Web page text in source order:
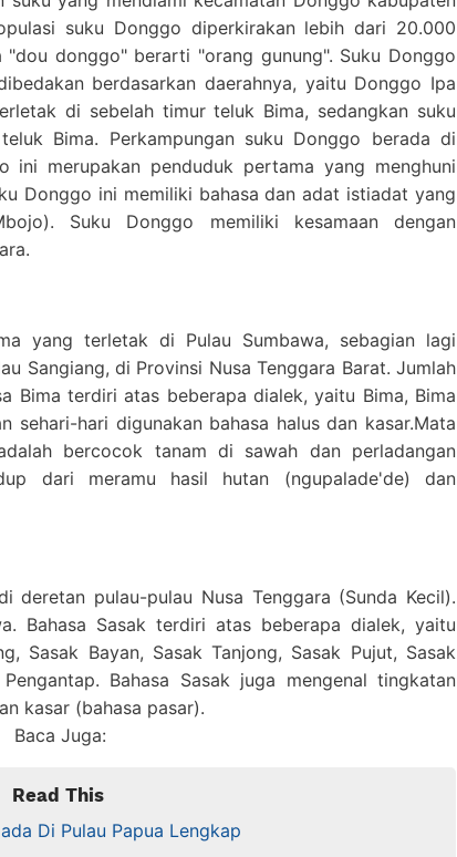
suku Donggo diperkirakan lebih dari 20.000
donggo" berarti "orang gunung". Suku Donggo
berdasarkan daerahnya, yaitu Donggo Ipa
di sebelah timur teluk Bima, sedangkan suku
Bima. Perkampungan suku Donggo berada di
ini merupakan penduduk pertama yang menghuni
Donggo ini memiliki bahasa dan adat istiadat yang
Suku Donggo memiliki kesamaan dengan
yang terletak di Pulau Sumbawa, sebagian lagi
Sangiang, di Provinsi Nusa Tenggara Barat. Jumlah
Bima terdiri atas beberapa dialek, yaitu Bima, Bima
sehari-hari digunakan bahasa halus dan kasar.Mata
bercocok tanam di sawah dan perladangan
dari meramu hasil hutan (ngupalade'de) dan
deretan pulau-pulau Nusa Tenggara (Sunda Kecil).
Bahasa Sasak terdiri atas beberapa dialek, yaitu
Sasak Bayan, Sasak Tanjong, Sasak Pujut, Sasak
Bahasa Sasak juga mengenal tingkatan
kasar (bahasa pasar).
Baca Juga:
Read This
Di Pulau Papua Lengkap